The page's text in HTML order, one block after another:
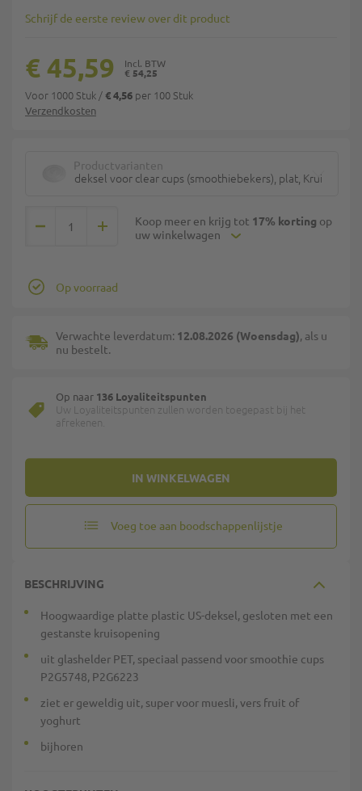
Schrijf de eerste review over dit product
Verzendkosten
€ 54,25
€ 45,59
Voor 1000 Stuk /€ 4,56 per 100 Stuk
Productvarianten
deksel voor clear cups (smoothiebekers), plat,
Koop meer en krijg tot 17% korting op
uw winkelwagen
IN WINKELWAGEN
Op voorraad
Verwachte leverdatum: 12.08.2026 (Woensdag), als u
nu bestelt.
Op naar 136 Loyaliteitspunten
Uw Loyaliteitspunten zullen worden toegepast bij het
afrekenen.
Voeg toe aan boodschappenlijstje
BESCHRIJVING
Hoogwaardige platte plastic US-deksel, gesloten met een
gestanste kruisopening
uit glashelder PET, speciaal passend voor smoothie cups
P2G5748, P2G6223
ziet er geweldig uit, super voor muesli, vers fruit of
yoghurt
bijhoren